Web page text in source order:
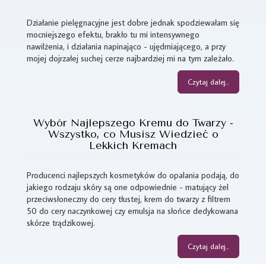
Działanie pielęgnacyjne jest dobre jednak spodziewałam się
mocniejszego efektu, brakło tu mi intensywnego
nawilżenia, i działania napinająco - ujędrniającego, a przy
mojej dojrzałej suchej cerze najbardziej mi na tym zależało.
Czytaj dalej...
Wybór Najlepszego Kremu do Twarzy -
Wszystko, co Musisz Wiedzieć o
Lekkich Kremach
Producenci najlepszych kosmetyków do opalania podają, do
jakiego rodzaju skóry są one odpowiednie - matujący żel
przeciwsłoneczny do cery tłustej, krem do twarzy z filtrem
50 do cery naczynkowej czy emulsja na słońce dedykowana
skórze trądzikowej.
Czytaj dalej...